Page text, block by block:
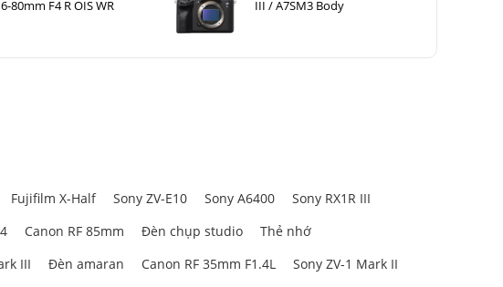
80mm F4 R OIS WR
III / A7SM3 Body
Fujifilm X-Half Sony ZV-E10 Sony A6400
Sony RX1R III
Canon RF 85mm Đèn chụp studio
Thẻ nhớ
III Đèn amaran Canon RF 35mm F1.4L
Sony ZV-1 Mark II